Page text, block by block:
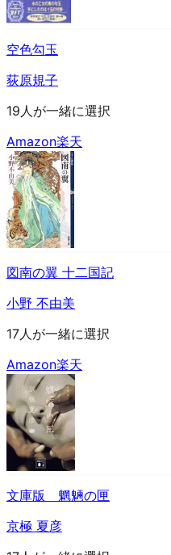
空色勾玉
荻原規子
19人が一緒に選択
Amazon楽天
図南の翼 十二国記
小野 不由美
17人が一緒に選択
Amazon楽天
文庫版 魍魎の匣
京極 夏彦